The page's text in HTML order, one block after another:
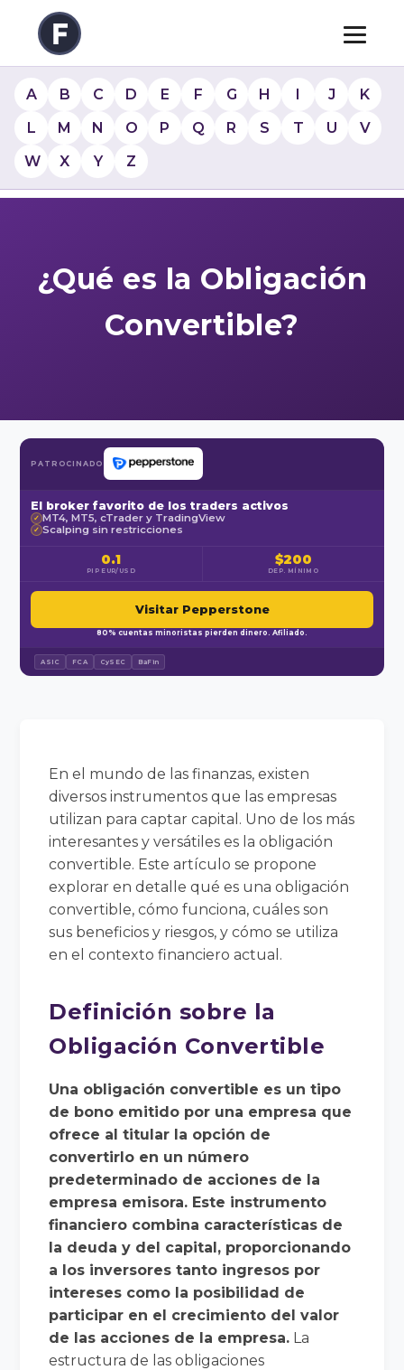
A B C D E F G H I J
K
L
M N O P Q R S T U
V
W
X Y Z
¿Qué es la Obligación
Convertible?
PATROCINADO
El broker favorito de los traders activos
✓ MT4, MT5, cTrader y TradingView
✓ Scalping sin restricciones
0.1
PIP EUR/USD
$200
DEP. MÍNIMO
Visitar Pepperstone
80% cuentas minoristas pierden dinero. Afiliado.
ASIC FCA CySEC BaFin
En el mundo de las finanzas, existen
diversos instrumentos que las empresas
utilizan para captar capital. Uno de los más
interesantes y versátiles es la obligación
convertible. Este artículo se propone
explorar en detalle qué es una obligación
convertible, cómo funciona, cuáles son
sus beneficios y riesgos, y cómo se utiliza
en el contexto financiero actual.
Definición sobre la
Obligación Convertible
Una obligación convertible es un tipo
de bono emitido por una empresa que
ofrece al titular la opción de
convertirlo en un número
predeterminado de acciones de la
empresa emisora. Este instrumento
financiero combina características de
la deuda y del capital, proporcionando
a los inversores tanto ingresos por
intereses como la posibilidad de
participar en el crecimiento del valor
de las acciones de la empresa. La
estructura de las obligaciones